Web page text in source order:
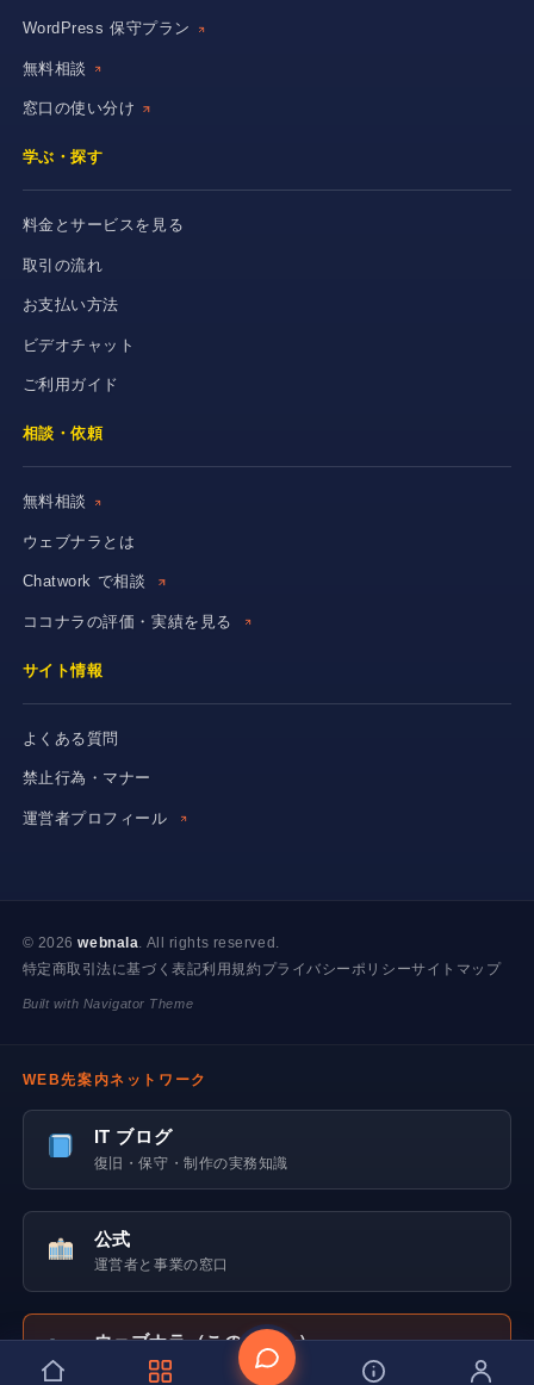
WordPress 保守プラン
無料相談
窓口の使い分け
学ぶ・探す
料金とサービスを見る
取引の流れ
お支払い方法
ビデオチャット
ご利用ガイド
相談・依頼
無料相談
ウェブナラとは
Chatwork で相談
ココナラの評価・実績を見る
サイト情報
よくある質問
禁止行為・マナー
運営者プロフィール
© 2026webnala. All rights reserved.
特定商取引法に基づく表記利用規約 プライバシーポリシーサイトマップ
Built with Navigator Theme
WEB先案内ネットワーク
IT ブログ
復旧・保守・制作の実務知識
公式
運営者と事業の窓口
ウェブナラ（このサイト）
直接スキル販売・相談窓口